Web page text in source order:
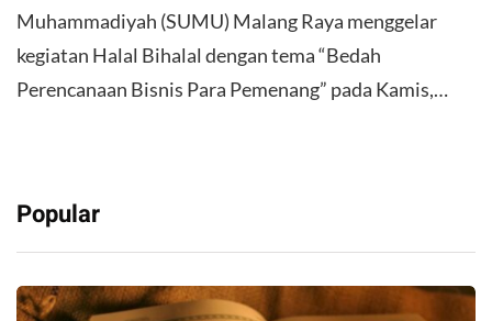
Muhammadiyah (SUMU) Malang Raya menggelar
kegiatan Halal Bihalal dengan tema “Bedah
Perencanaan Bisnis Para Pemenang” pada Kamis,…
Popular